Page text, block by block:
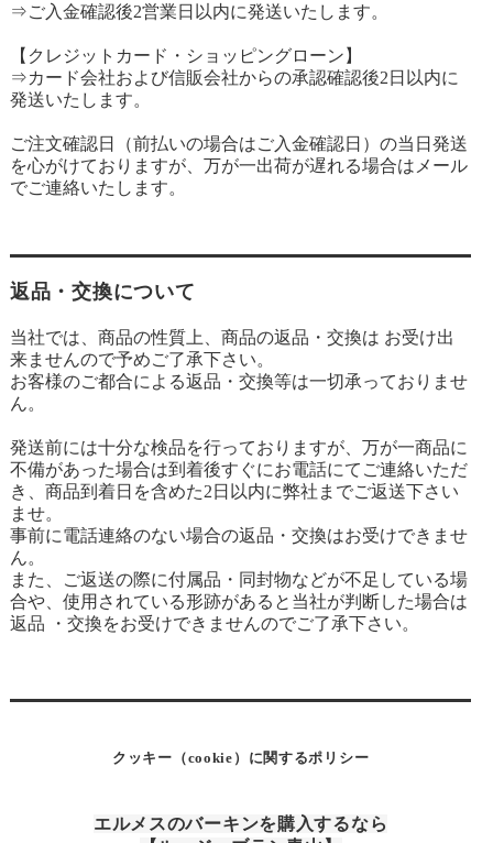
⇒ご入金確認後2営業日以内に発送いたします。
【クレジットカード・ショッピングローン】
⇒カード会社および信販会社からの承認確認後2日以内に
発送いたします。
ご注文確認日（前払いの場合はご入金確認日）の当日発送
を心がけておりますが、万が一出荷が遅れる場合はメール
でご連絡いたします。
返品・交換について
当社では、商品の性質上、商品の返品・交換は お受け出
来ませんので予めご了承下さい。
お客様のご都合による返品・交換等は一切承っておりませ
ん。
発送前には十分な検品を行っておりますが、万が一商品に
不備があった場合は到着後すぐにお電話にてご連絡いただ
き、商品到着日を含めた2日以内に弊社までご返送下さい
ませ。
事前に電話連絡のない場合の返品・交換はお受けできませ
ん。
また、ご返送の際に付属品・同封物などが不足している場
合や、使用されている形跡があると当社が判断した場合は
返品 ・交換をお受けできませんのでご了承下さい。
クッキー（cookie）に関するポリシー
エルメスのバーキンを購入するなら